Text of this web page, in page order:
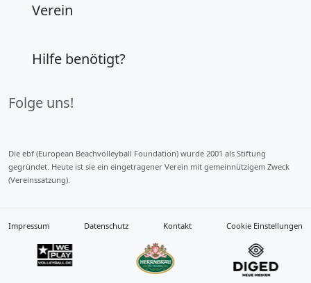
Verein
Hilfe benötigt?
Folge uns!
Die ebf (European Beachvolleyball Foundation) wurde 2001 als Stiftung
gegründet. Heute ist sie ein eingetragener Verein mit gemeinnützigem Zweck
(Vereinssatzung).
Impressum Datenschutz Kontakt Cookie Einstellungen